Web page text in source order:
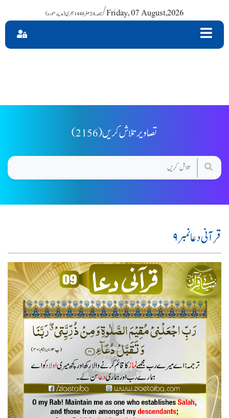
جمعہ , 24 صفر 1448 ہجری (مدینہ منورہ)/ Friday, 07 August,2026
(2156) تصاویر تلاش کریں
قرآنی دعا نمبر۹